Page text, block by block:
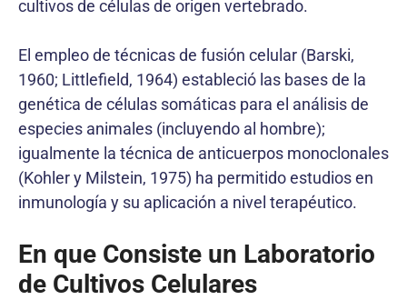
cultivos de células de origen vertebrado.
El empleo de técnicas de fusión celular (Barski,
1960; Littlefield, 1964) estableció las bases de la
genética de células somáticas para el análisis de
especies animales (incluyendo al hombre);
igualmente la técnica de anticuerpos monoclonales
(Kohler y Milstein, 1975) ha permitido estudios en
inmunología y su aplicación a nivel terapéutico.
En que Consiste un Laboratorio
de Cultivos Celulares